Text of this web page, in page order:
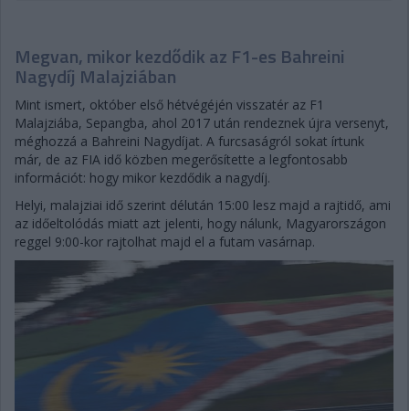
Megvan, mikor kezdődik az F1-es Bahreini
Nagydíj Malajziában
Mint ismert, október első hétvégéjén visszatér az F1
Malajziába, Sepangba, ahol 2017 után rendeznek újra versenyt,
méghozzá a Bahreini Nagydíjat. A furcsaságról sokat írtunk
már, de az FIA idő közben megerősítette a legfontosabb
információt: hogy mikor kezdődik a nagydíj.
Helyi, malajziai idő szerint délután 15:00 lesz majd a rajtidő, ami
az időeltolódás miatt azt jelenti, hogy nálunk, Magyarországon
reggel 9:00-kor rajtolhat majd el a futam vasárnap.